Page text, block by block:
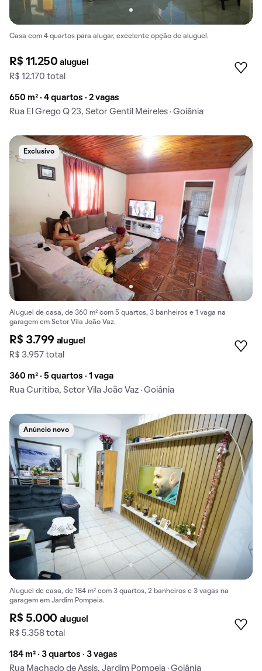
Casa com 4 quartos para alugar, excelente opção de aluguel.
R$ 11.250aluguel
R$ 12.170 total
650 m² · 4 quartos · 2 vagas
Rua El Grego Q 23, Setor Gentil Meireles · Goiânia
Exclusivo
Aluguel de casa, de 360 m² com 5 quartos, 3 banheiros e 1 vaga na
garagem em Setor Vila João Vaz.
R$ 3.799 aluguel
R$ 3.957 total
360 m² · 5 quartos · 1 vaga
Rua Curitiba, Setor Vila João Vaz · Goiânia
Anúncio novo
Aluguel de casa, de 184 m² com 3 quartos, 2 banheiros e 3 vagas na
garagem em Jardim Pompeia.
R$ 5.000 aluguel
R$ 5.358 total
184 m² · 3 quartos · 3 vagas
Rua Machado de Assis, Jardim Pompeia · Goiânia